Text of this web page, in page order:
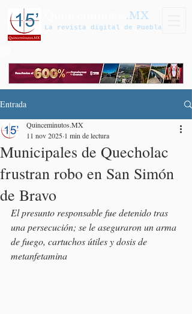
.MX
La revista digital de Puebla
Entrada
Municipales de Quecholac
frustran robo en San Simón
de Bravo
Quinceminutos.MX
11 nov 2025 1 min de lectura
El presunto responsable fue detenido tras
una persecución; se le aseguraron un arma
de fuego, cartuchos útiles y dosis de
metanfetamina